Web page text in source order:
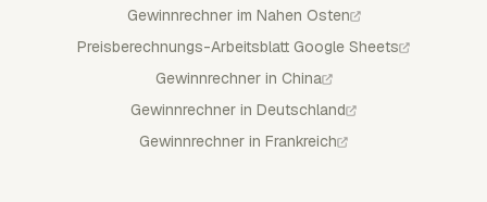
Gewinnrechner im Nahen Osten
Preisberechnungs-Arbeitsblatt Google Sheets
Gewinnrechner in China
Gewinnrechner in Deutschland
Gewinnrechner in Frankreich